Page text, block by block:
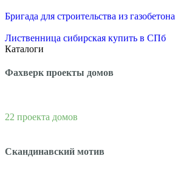
Бригада для строительства из газобетона
Лиственница сибирская купить в СПб
Каталоги
Фахверк проекты домов
22 проекта домов
Скандинавский мотив